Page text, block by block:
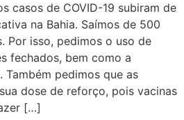
casos de COVID-19 subiram de
na Bahia. Saímos de 500
Por isso, pedimos o uso de
fechados, bem como a
Também pedimos que as
dose de reforço, pois vacinas
[…]